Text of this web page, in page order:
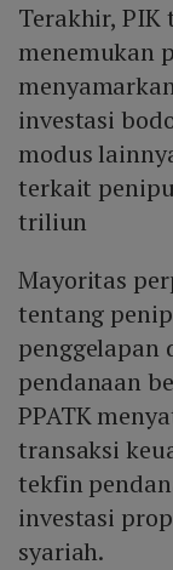
Terakhir,
menemukan
investasi
modus
terkait
triliun
Mayoritas
tentang
penggelapan
pendanaan
PPATK
transaksi
tekfin
investasi
syariah.